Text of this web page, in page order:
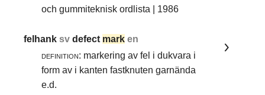
och gummiteknisk ordlista | 1986
felhanksvdefect mark en
definition: markering av fel i dukvara i
form av i kanten fastknuten garnända
e.d.